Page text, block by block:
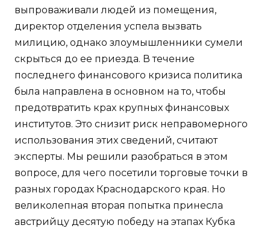
выпроваживали людей из помещения,
директор отделения успела вызвать
милицию, однако злоумышленники сумели
скрыться до ее приезда. В течение
последнего финансового кризиса политика
была направлена в основном на то, чтобы
предотвратить крах крупных финансовых
институтов. Это снизит риск неправомерного
использования этих сведений, считают
эксперты. Мы решили разобраться в этом
вопросе, для чего посетили торговые точки в
разных городах Краснодарского края. Но
великолепная вторая попытка принесла
австрийцу десятую победу на этапах Кубка